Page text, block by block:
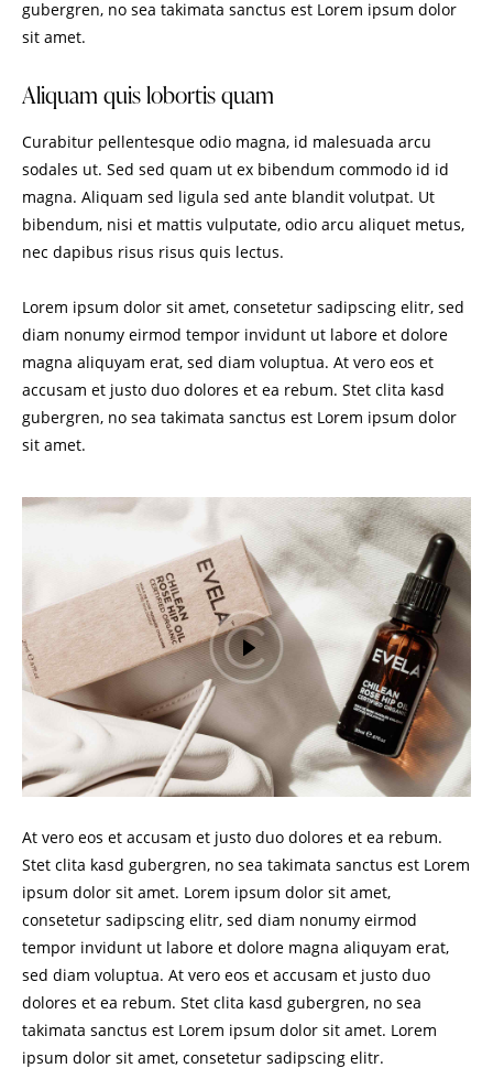
gubergren, no sea takimata sanctus est Lorem ipsum dolor
sit amet.
Aliquam quis lobortis quam
Curabitur pellentesque odio magna, id malesuada arcu
sodales ut. Sed sed quam ut ex bibendum commodo id id
magna. Aliquam sed ligula sed ante blandit volutpat. Ut
bibendum, nisi et mattis vulputate, odio arcu aliquet metus,
nec dapibus risus risus quis lectus.
Lorem ipsum dolor sit amet, consetetur sadipscing elitr, sed
diam nonumy eirmod tempor invidunt ut labore et dolore
magna aliquyam erat, sed diam voluptua. At vero eos et
accusam et justo duo dolores et ea rebum. Stet clita kasd
gubergren, no sea takimata sanctus est Lorem ipsum dolor
sit amet.
At vero eos et accusam et justo duo dolores et ea rebum.
Stet clita kasd gubergren, no sea takimata sanctus est Lorem
ipsum dolor sit amet. Lorem ipsum dolor sit amet,
consetetur sadipscing elitr, sed diam nonumy eirmod
tempor invidunt ut labore et dolore magna aliquyam erat,
sed diam voluptua. At vero eos et accusam et justo duo
dolores et ea rebum. Stet clita kasd gubergren, no sea
takimata sanctus est Lorem ipsum dolor sit amet. Lorem
ipsum dolor sit amet, consetetur sadipscing elitr.